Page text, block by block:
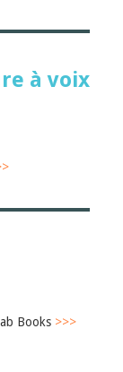
à voix
Books >>>